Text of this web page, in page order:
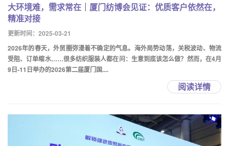
大环境难，需求常在｜厦门纺博会见证：优质客户依然在，
精准对接
更新时间：2025-03-21
2026年的春天，外贸圈弥漫着不确定的气息。海外局势动荡，关税波动、物流
受阻、订单缩水……很多纺织服装人都在问：生意到底该怎么做？然而，在4月
9日-11日举办的2026第二届厦门国....
阅读详情